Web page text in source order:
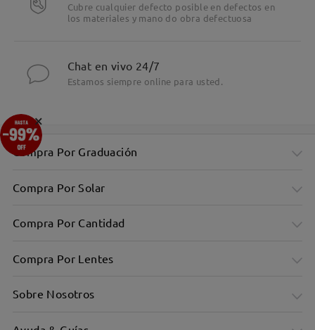
Cubre cualquier defecto posible en defectos en
los materiales y mano do obra defectuosa
Chat en vivo 24/7
Estamos siempre online para usted.
Compra Por Graduación
Compra Por Solar
Compra Por Cantidad
Compra Por Lentes
Sobre Nosotros
×